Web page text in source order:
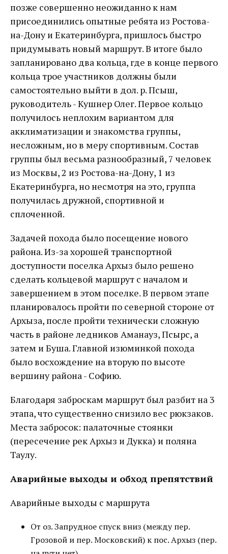
позже совершенно неожиданно к нам
присоединились опытные ребята из Ростова-
на-Дону и Екатеринбурга, пришлось быстро
придумывать новый маршрут. В итоге было
запланировано два кольца, где в конце первого
кольца трое участников должны были
самостоятельно выйти в дол. р. Псыш,
руководитель - Кушнер Олег. Первое кольцо
получилось неплохим вариантом для
акклиматизации и знакомства группы,
несложным, но в меру спортивным. Состав
группы был весьма разнообразный, 7 человек
из Москвы, 2 из Ростова-на-Дону, 1 из
Екатеринбурга, но несмотря на это, группа
получилась дружной, спортивной и
сплоченной.
Задачей похода было посещение нового
района. Из-за хорошей транспортной
доступности поселка Архыз было решено
сделать кольцевой маршрут с началом и
завершением в этом поселке. В первом этапе
планировалось пройти по северной стороне от
Архыза, после пройти технически сложную
часть в районе ледников Аманауз, Псырс, а
затем и Буша. Главной изюминкой похода
было восхождение на вторую по высоте
вершину района - Софию.
Благодаря заброскам маршрут был разбит на 3
этапа, что существенно снизило вес рюкзаков.
Места забросок: палаточные стоянки
(пересечение рек Архыз и Дукка) и поляна
Таулу.
Аварийные выходы и обход препятствий
Аварийные выходы с маршрута
От оз. Запрудное спуск вниз (между пер.
Грозовой и пер. Московский) к пос. Архыз (пер.